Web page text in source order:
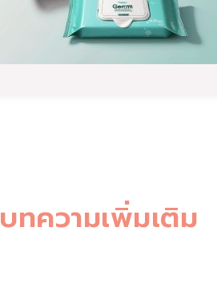
บทความเพิ่มเติม